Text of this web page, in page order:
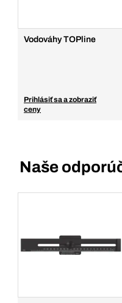
Vodováhy TOPline
Prihlásiť sa a zobraziť
ceny
Naše